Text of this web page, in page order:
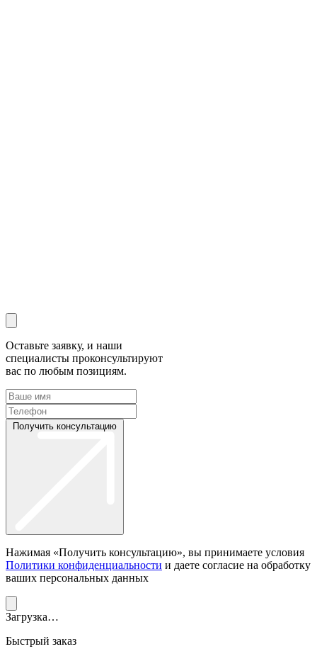
Оставьте заявку, и наши
специалисты проконсультируют
вас по любым позициям.
Получить консультацию
Нажимая «Получить консультацию», вы принимаете условия
Политики конфиденциальности и даете согласие на обработку
ваших персональных данных
Загрузка…
Быстрый заказ